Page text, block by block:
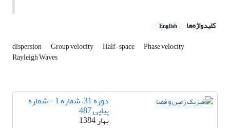
کلیدواژه‌ها English
dispersion Group velocity Half-space Phase velocity
Rayleigh Waves
دوره 31، شماره 1 - شماره
پیاپی 487
بهار 1384